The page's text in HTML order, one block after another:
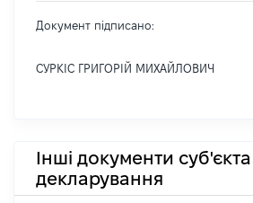
Документ підписано:
СУРКІС ГРИГОРІЙ МИХАЙЛОВИЧ
Інші документи суб'єкта
декларування